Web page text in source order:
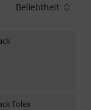
Beliebtheit
Tolex